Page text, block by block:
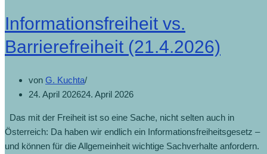
Informationsfreiheit vs.
Barrierefreiheit (21.4.2026)
von G. Kuchta
24. April 202624. April 2026
Das mit der Freiheit ist so eine Sache, nicht selten auch in
Österreich: Da haben wir endlich ein Informationsfreiheitsgesetz –
und können für die Allgemeinheit wichtige Sachverhalte anfordern.